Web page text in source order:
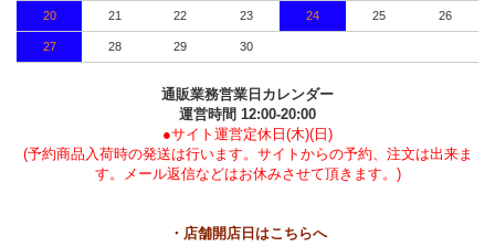
20 21 22 23 24 25 26
27 28 29 30
通販業務営業日カレンダー
運営時間 12:00-20:00
●サイト運営定休日(木)(日)
(予約商品入荷時の発送は行います。サイトからの予約、注文は出来ま
す。メール返信などはお休みさせて頂きます。)
・店舗開店日はこちらへ